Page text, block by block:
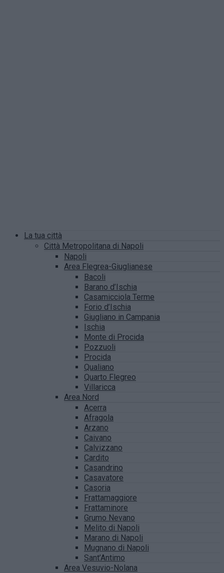
La tua città
Città Metropolitana di Napoli
Napoli
Area Flegrea-Giuglianese
Bacoli
Barano d’Ischia
Casamicciola Terme
Forio d’Ischia
Giugliano in Campania
Ischia
Monte di Procida
Pozzuoli
Procida
Qualiano
Quarto Flegreo
Villaricca
Area Nord
Acerra
Afragola
Arzano
Caivano
Calvizzano
Cardito
Casandrino
Casavatore
Casoria
Frattamaggiore
Frattaminore
Grumo Nevano
Melito di Napoli
Marano di Napoli
Mugnano di Napoli
Sant’Antimo
Area Vesuvio-Nolana